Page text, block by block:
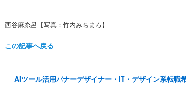
西谷麻糸呂【写真：竹内みちまろ】
この記事へ戻る
AIツール活用バナーデザイナー・IT・デザイン系転職